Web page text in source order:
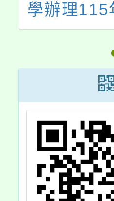
學辦理115
「中小學
育課程領
作工作